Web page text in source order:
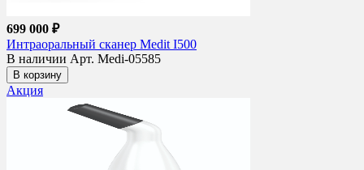
699 000 ₽
Интраоральный сканер Medit I500
В наличии Арт. Medi-05585
В корзину
Акция